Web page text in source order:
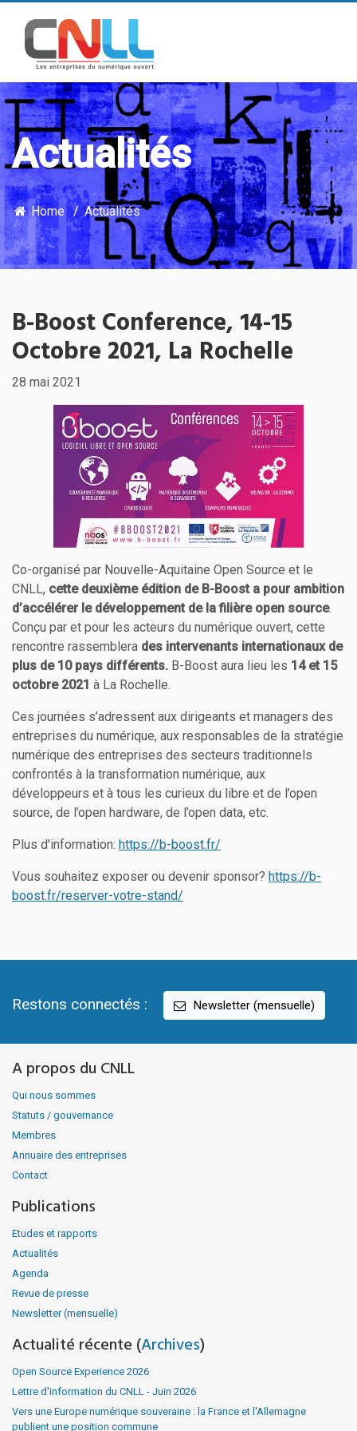
Actualités
Home Actualités
B-Boost Conference, 14-15
Octobre 2021, La Rochelle
28 mai 2021
Co-organisé par Nouvelle-Aquitaine Open Source et le
CNLL, cette deuxième édition de B-Boost a pour ambition
d’accélérer le développement de la filière open source.
Conçu par et pour les acteurs du numérique ouvert, cette
rencontre rassemblera des intervenants internationaux de
plus de 10 pays différents. B-Boost aura lieu les 14 et 15
octobre 2021 à La Rochelle.
Ces journées s’adressent aux dirigeants et managers des
entreprises du numérique, aux responsables de la stratégie
numérique des entreprises des secteurs traditionnels
confrontés à la transformation numérique, aux
développeurs et à tous les curieux du libre et de l’open
source, de l’open hardware, de l’open data, etc.
Plus d'information: https://b-boost.fr/
Vous souhaitez exposer ou devenir sponsor? https://b-
boost.fr/reserver-votre-stand/
Restons connectés : Newsletter (mensuelle)
A propos du CNLL
Qui nous sommes
Statuts / gouvernance
Membres
Annuaire des entreprises
Contact
Publications
Etudes et rapports
Actualités
Agenda
Revue de presse
Newsletter (mensuelle)
Actualité récente (Archives)
Open Source Experience 2026
Lettre d'information du CNLL - Juin 2026
Vers une Europe numérique souveraine : la France et l'Allemagne
publient une position commune